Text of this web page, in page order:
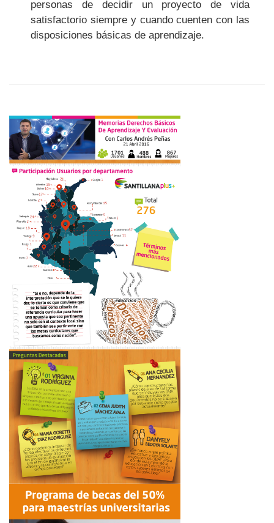
personas de decidir un proyecto de vida
satisfactorio siempre y cuando cuenten con las
disposiciones básicas de aprendizaje.